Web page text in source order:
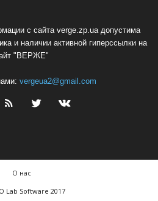
с сайта verge.zp.ua допустима
и наличии активной гиперссылки на
"ВЕРЖЕ"
vergeua2@gmail.com
О нас
Lab Software 2017